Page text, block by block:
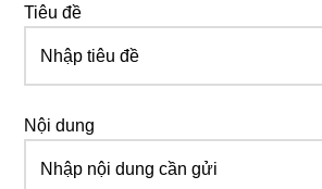
Tiêu đề
Nội dung